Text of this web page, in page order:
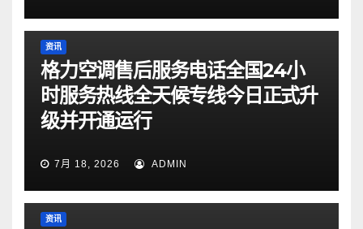
资讯
格力空调售后服务电话全国24小
时服务热线全天候专线今日正式升
级并开通运行
7月 18, 2026 ADMIN
资讯